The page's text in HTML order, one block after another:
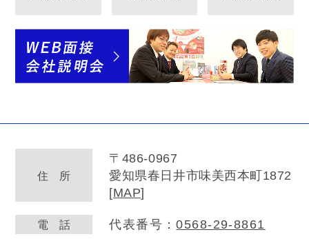
住 所
〒486-0967
愛知県春日井市味美西本町1872
[MAP]
電話 代表番号：0568-29-8861